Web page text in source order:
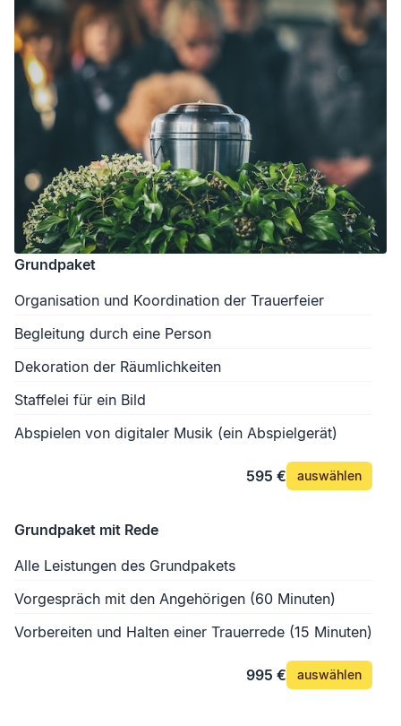
Grundpaket
Organisation und Koordination der Trauerfeier
Begleitung durch eine Person
Dekoration der Räumlichkeiten
Staffelei für ein Bild
Abspielen von digitaler Musik (ein Abspielgerät)
595 € auswählen
Grundpaket mit Rede
Alle Leistungen des Grundpakets
Vorgespräch mit den Angehörigen (60 Minuten)
Vorbereiten und Halten einer Trauerrede (15 Minuten)
995 € auswählen